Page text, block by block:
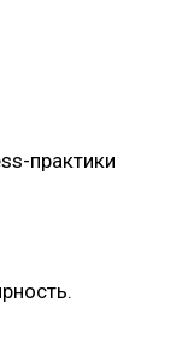
практики